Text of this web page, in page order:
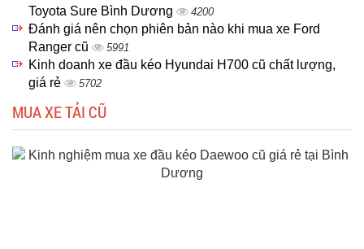
Toyota Sure Bình Dương
4200
Đánh giá nên chọn phiên bản nào khi mua xe Ford
Ranger cũ
5991
Kinh doanh xe đầu kéo Hyundai H700 cũ chất lượng,
giá rẻ
5702
MUA XE TẢI CŨ